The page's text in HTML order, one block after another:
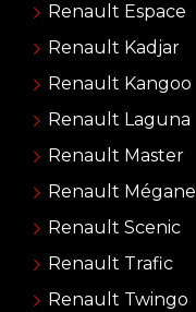
Renault Espace
Renault Kadjar
Renault Kangoo
Renault Laguna
Renault Master
Renault Mégane
Renault Scenic
Renault Trafic
Renault Twingo